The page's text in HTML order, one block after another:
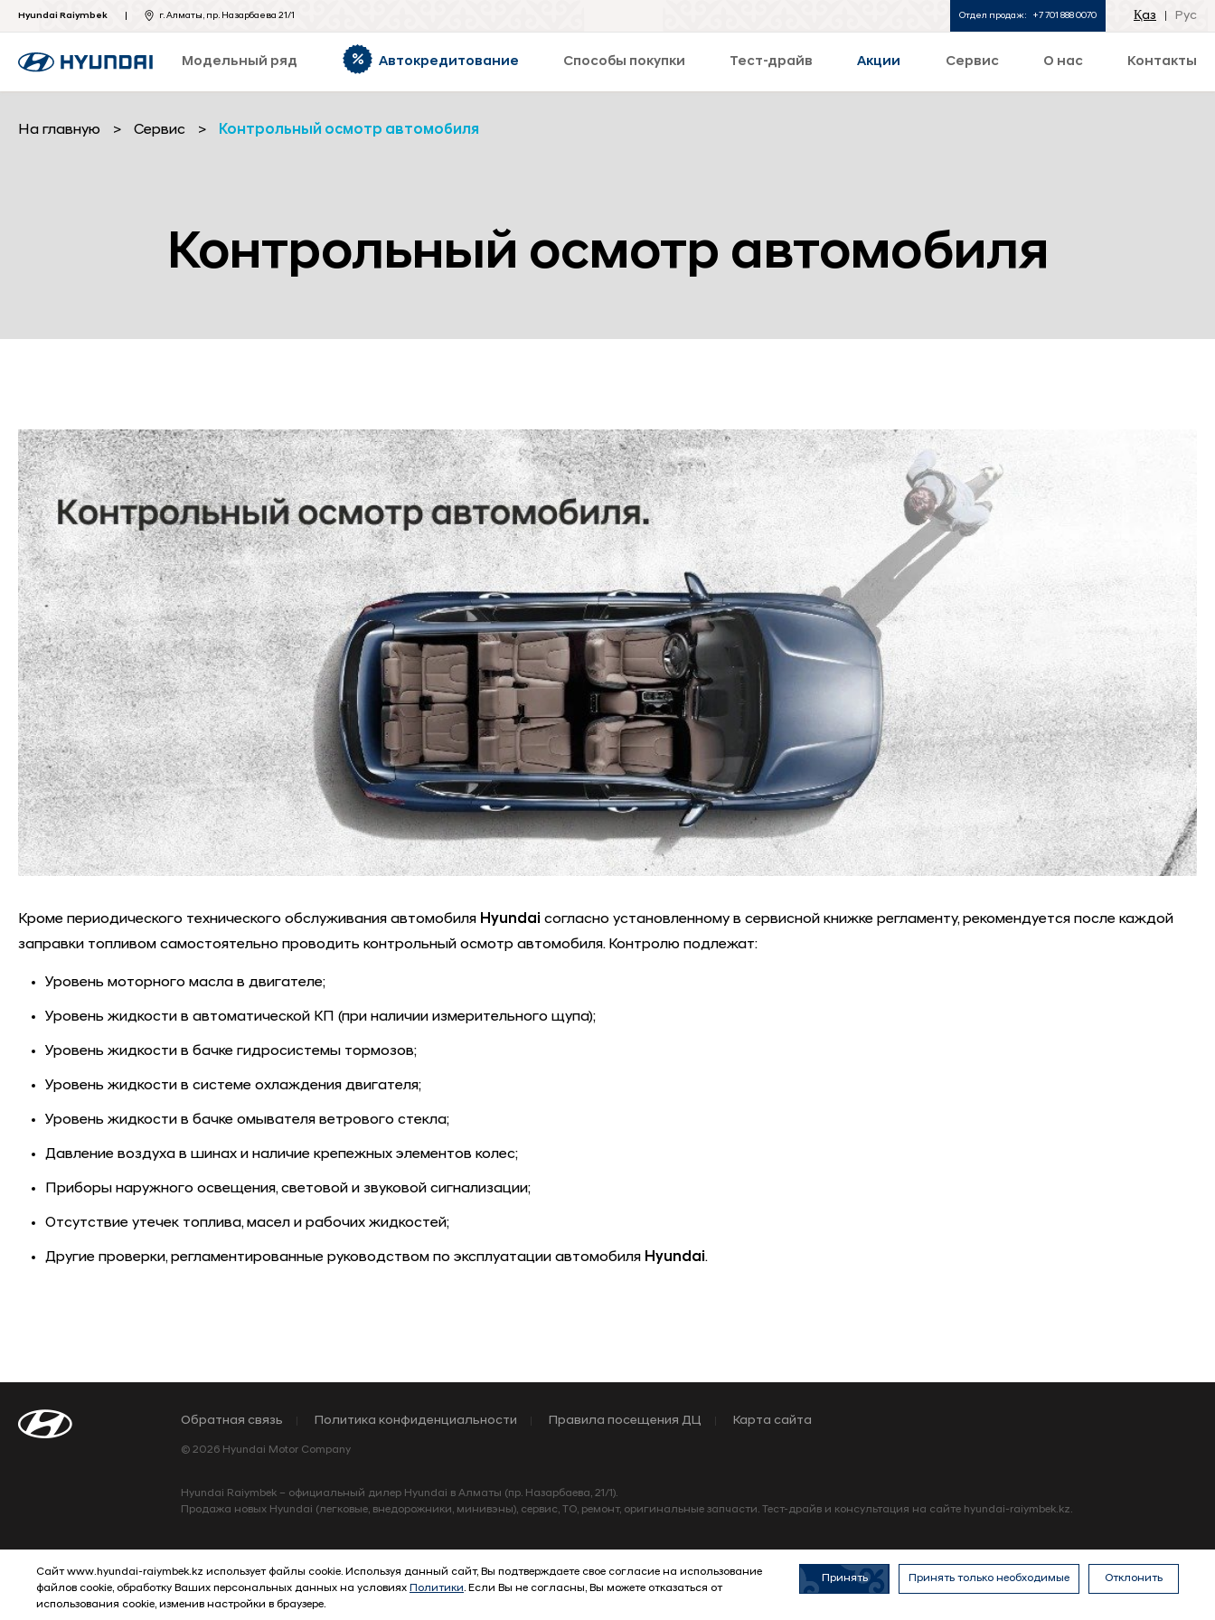
Hyundai Raiymbek г. Алматы, пр. Назарбаева 21/1 Отдел продаж: +7 701 888 0070 Қаз Рус
Модельный ряд Автокредитование Способы покупки Тест-драйв Акции Сервис О нас Контакты
На главную > Сервис > Контрольный осмотр автомобиля
Контрольный осмотр автомобиля
Кроме периодического технического обслуживания автомобиля Hyundai согласно установленному в сервисной книжке регламенту, рекомендуется после каждой
заправки топливом самостоятельно проводить контрольный осмотр автомобиля. Контролю подлежат:
Уровень моторного масла в двигателе;
Уровень жидкости в автоматической КП (при наличии измерительного щупа);
Уровень жидкости в бачке гидросистемы тормозов;
Уровень жидкости в системе охлаждения двигателя;
Уровень жидкости в бачке омывателя ветрового стекла;
Давление воздуха в шинах и наличие крепежных элементов колес;
Приборы наружного освещения, световой и звуковой сигнализации;
Отсутствие утечек топлива, масел и рабочих жидкостей;
Другие проверки, регламентированные руководством по эксплуатации автомобиля Hyundai.
Обратная связь Политика конфиденциальности Правила посещения ДЦ Карта сайта
© 2026 Hyundai Motor Company
Hyundai Raiymbek – официальный дилер Hyundai в Алматы (пр. Назарбаева, 21/1).
Продажа новых Hyundai (легковые, внедорожники, минивэны), сервис, ТО, ремонт, оригинальные запчасти. Тест-драйв и консультация на сайте hyundai-raiymbek.kz.
Сайт www.hyundai-raiymbek.kz использует файлы cookie. Используя данный сайт, Вы подтверждаете свое согласие на использование
файлов cookie, обработку Ваших персональных данных на условиях Политики. Если Вы не согласны, Вы можете отказаться от
использования cookie, изменив настройки в браузере.
Принять Принять только необходимые Отклонить